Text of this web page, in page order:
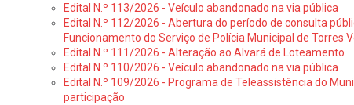
Edital N.º 113/2026 - Veículo abandonado na via pública
Edital N.º 112/2026 - Abertura do período de consulta
Funcionamento do Serviço de Polícia Municipal de Torres
Edital N.º 111/2026 - Alteração ao Alvará de Loteamento
Edital N.º 110/2026 - Veículo abandonado na via pública
Edital N.º 109/2026 - Programa de Teleassistência do
participação